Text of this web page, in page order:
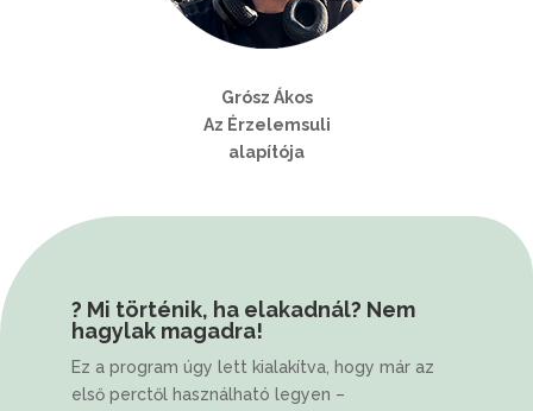
Grósz Ákos
Az Érzelemsuli
alapítója
? Mi történik, ha elakadnál? Nem
hagylak magadra!
Ez a program úgy lett kialakítva, hogy már az
első perctől használható legyen –